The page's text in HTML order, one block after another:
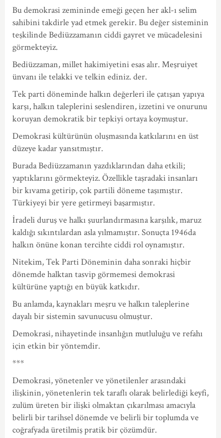
Bu demokrasi zemininde emeği geçen her akl-ı selim
sahibini takdirle yad etmek gerekir. Bu değer sisteminin
teşkilinde Bediüzzamanın ciddi gayret ve mücadelesini
görmekteyiz.
Bediüzzaman, millet hakimiyetini esas alır. Meşruiyet
ünvanı ile telakki ve telkin ediniz. der.
Tek parti döneminde halkın değerleri ile çatışan yapıya
karşı, halkın taleplerini seslendiren, izzetini ve onurunu
koruyan demokratik bir tepkiyi ortaya koymuştur.
Demokrasi kültürünün oluşmasında katkılarını en üst
düzeye kadar yansıtmıştır.
Burada Bediüzzamanın yazdıklarından daha etkili;
yaptıklarını görmekteyiz. Özellikle taşradaki insanları
bir kıvama getirip, çok partili döneme taşımıştır.
Türkiyeyi bir yere getirmeyi başarmıştır.
İradeli duruş ve halkı şuurlandırmasına karşılık, maruz
kaldığı sıkıntılardan asla yılmamıştır. Sonuçta 1946da
halkın önüne konan tercihte ciddi rol oynamıştır.
Nitekim, Tek Parti Döneminin daha sonraki hiçbir
dönemde halktan tasvip görmemesi demokrasi
kültürüne yaptığı en büyük katkıdır.
Bu anlamda, kaynakları meşru ve halkın taleplerine
dayalı bir sistemin savunucusu olmuştur.
Demokrasi, nihayetinde insanlığın mutluluğu ve refahı
için etkin bir yöntemdir.
***
Demokrasi, yönetenler ve yönetilenler arasındaki
ilişkinin, yönetenlerin tek taraflı olarak belirlediği keyfi,
zulüm üreten bir ilişki olmaktan çıkarılması amacıyla
belirli bir tarihsel dönemde ve belirli bir toplumda ve
coğrafyada üretilmiş pratik bir çözümdür.